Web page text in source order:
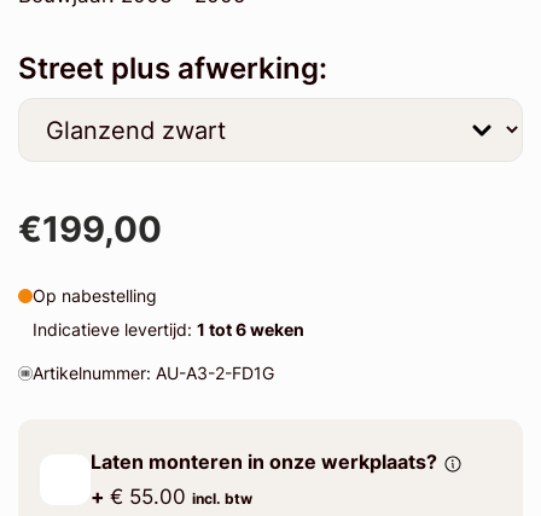
Street plus afwerking:
€199,00
Op nabestelling
Indicatieve levertijd: 1 tot 6 weken
Artikelnummer: AU-A3-2-FD1G
Laten monteren in onze werkplaats?
+ € 55.00 incl. btw